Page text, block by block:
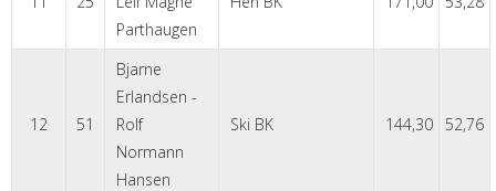
Parthaugen
12 51
Bjarne
Erlandsen -
Rolf
Normann
Hansen
Ski BK 144,30 52,76